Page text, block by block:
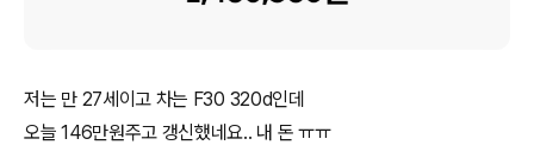
저는 만 27세이고 차는 F30 320d인데
오늘 146만원주고 갱신했네요.. 내 돈 ㅠㅠ